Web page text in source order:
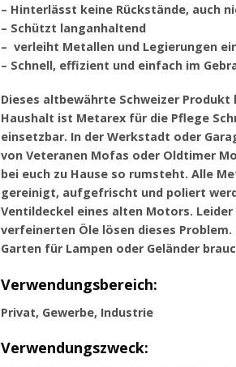
– Hinterlässt keine Rückstände, auch
– Schützt langanhaltend
– verleiht Metallen und Legierungen
– Schnell, effizient und einfach im
Dieses altbewährte Schweizer
Haushalt ist Metarex für die Pflege
einsetzbar. In der Werkstadt oder
von Veteranen Mofas oder Oldtimer
bei euch zu Hause so rumsteht. Alle
gereinigt, aufgefrischt und poliert
Ventildeckel eines alten Motors.
verfeinerten Öle lösen dieses
Garten für Lampen oder Geländer
Verwendungsbereich:
Privat, Gewerbe, Industrie
Verwendungszweck: